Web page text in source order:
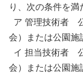
り、次の条件を満
ア 管理技術者
会）または公園施
イ 担当技術者
会）または公園施